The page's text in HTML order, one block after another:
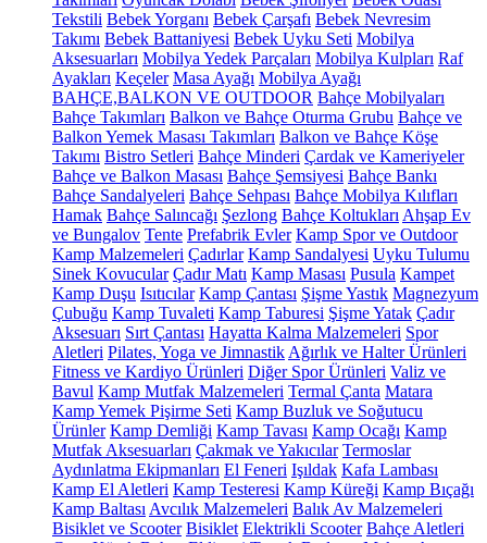
Tekstili Bebek Yorganı Bebek Çarşafı Bebek Nevresim
Takımı Bebek Battaniyesi Bebek Uyku Seti Mobilya
Aksesuarları Mobilya Yedek Parçaları Mobilya Kulpları Raf
Ayakları Keçeler Masa Ayağı Mobilya Ayağı
BAHÇE,BALKON VE OUTDOOR Bahçe Mobilyaları
Bahçe Takımları Balkon ve Bahçe Oturma Grubu Bahçe ve
Balkon Yemek Masası Takımları Balkon ve Bahçe Köşe
Takımı Bistro Setleri Bahçe Minderi Çardak ve Kameriyeler
Bahçe ve Balkon Masası Bahçe Şemsiyesi Bahçe Bankı
Bahçe Sandalyeleri Bahçe Sehpası Bahçe Mobilya Kılıfları
Hamak Bahçe Salıncağı Şezlong Bahçe Koltukları Ahşap Ev
ve Bungalov Tente Prefabrik Evler Kamp Spor ve Outdoor
Kamp Malzemeleri Çadırlar Kamp Sandalyesi Uyku Tulumu
Sinek Kovucular Çadır Matı Kamp Masası Pusula Kampet
Kamp Duşu Isıtıcılar Kamp Çantası Şişme Yastık Magnezyum
Çubuğu Kamp Tuvaleti Kamp Taburesi Şişme Yatak Çadır
Aksesuarı Sırt Çantası Hayatta Kalma Malzemeleri Spor
Aletleri Pilates, Yoga ve Jimnastik Ağırlık ve Halter Ürünleri
Fitness ve Kardiyo Ürünleri Diğer Spor Ürünleri Valiz ve
Bavul Kamp Mutfak Malzemeleri Termal Çanta Matara
Kamp Yemek Pişirme Seti Kamp Buzluk ve Soğutucu
Ürünler Kamp Demliği Kamp Tavası Kamp Ocağı Kamp
Mutfak Aksesuarları Çakmak ve Yakıcılar Termoslar
Aydınlatma Ekipmanları El Feneri Işıldak Kafa Lambası
Kamp El Aletleri Kamp Testeresi Kamp Küreği Kamp Bıçağı
Kamp Baltası Avcılık Malzemeleri Balık Av Malzemeleri
Bisiklet ve Scooter Bisiklet Elektrikli Scooter Bahçe Aletleri